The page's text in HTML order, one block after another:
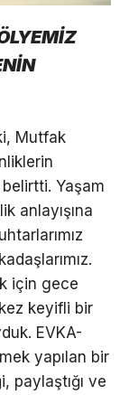
Mutfak
Yaşam
anlayışına
için gece
keyifli bir
EVKA-
yapılan bir
paylaştığı ve